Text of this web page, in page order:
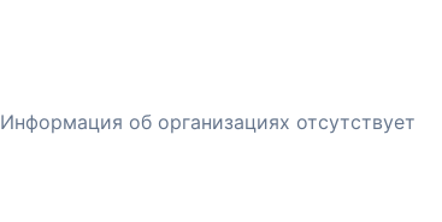
Информация об организациях отсутствует